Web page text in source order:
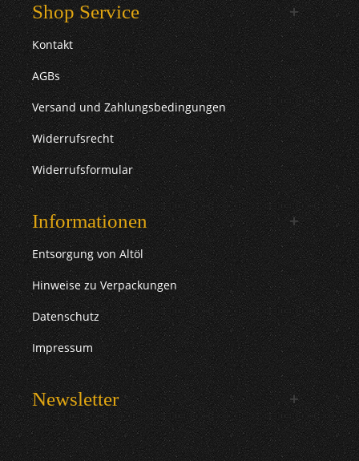
Shop Service
Kontakt
AGBs
Versand und Zahlungsbedingungen
Widerrufsrecht
Widerrufsformular
Informationen
Entsorgung von Altöl
Hinweise zu Verpackungen
Datenschutz
Impressum
Newsletter